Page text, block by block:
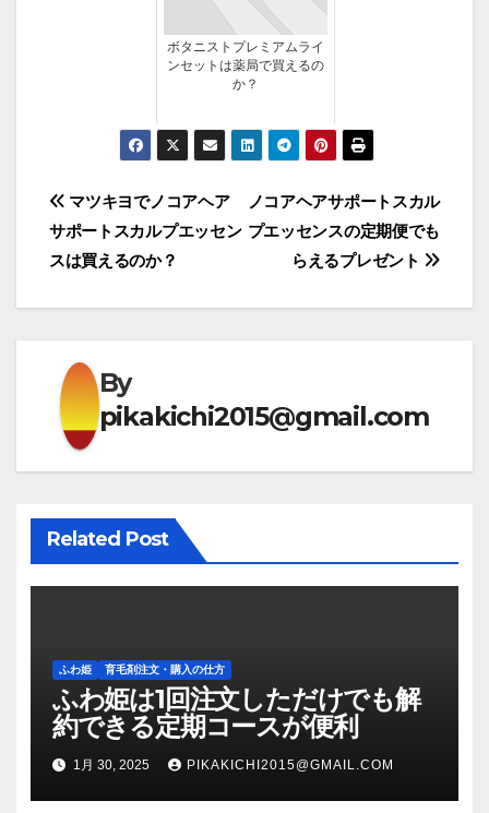
ボタニストプレミアムライ
ンセットは薬局で買えるの
か？
投
稿
ナ
ゲ
ー
シ
ョ
ン
ノコアヘアサポートスカル
プエッセンスの定期便でも
らえるプレゼント
マツキヨでノコアヘア
サポートスカルプエッセン
スは買えるのか？
By
pikakichi2015@gmail.com
Related Post
ふわ姫 育毛剤注文・購入の仕方
ふわ姫は1回注文しただけでも解
約できる定期コースが便利
1月 30, 2025 PIKAKICHI2015@GMAIL.COM